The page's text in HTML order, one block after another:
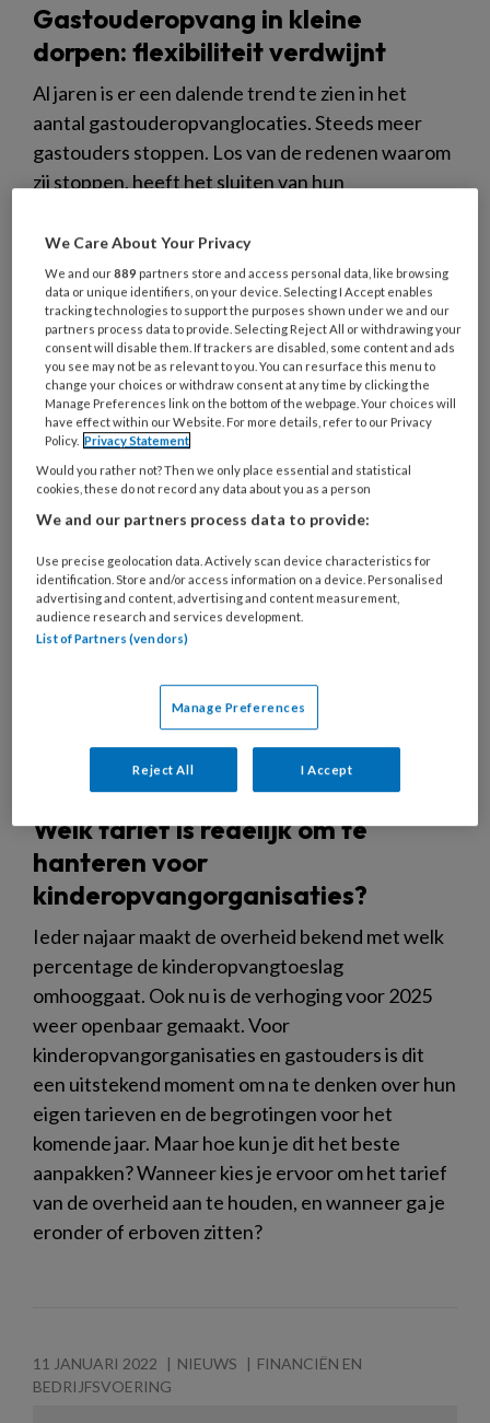
Gastouderopvang in kleine
dorpen: flexibiliteit verdwijnt
Al jaren is er een dalende trend te zien in het
aantal gastouderopvanglocaties. Steeds meer
gastouders stoppen. Los van de redenen waarom
zij stoppen, heeft het sluiten van hun
gastouderopvang de enige vorm van
kinderopvang is vaak grote gevolgen voor
kinderen en ouders. In deel 2 van een drieluik:
gastouder Leonie Mulder. ‘Er zijn hier in het dorp
maar weinig plekken beschikbaar.’
5 SEPTEMBER 2024 NIEUWS WET- EN REGELGEVING
Welk tarief is redelijk om te
hanteren voor
kinderopvangorganisaties?
Ieder najaar maakt de overheid bekend met welk
percentage de kinderopvangtoeslag
omhooggaat. Ook nu is de verhoging voor 2025
weer openbaar gemaakt. Voor
kinderopvangorganisaties en gastouders is dit
een uitstekend moment om na te denken over hun
eigen tarieven en de begrotingen voor het
komende jaar. Maar hoe kun je dit het beste
aanpakken? Wanneer kies je ervoor om het tarief
van de overheid aan te houden, en wanneer ga je
eronder of erboven zitten?
11 JANUARI 2022 NIEUWS
FINANCIËN EN
BEDRIJFSVOERING
We Care About Your Privacy
We and our889 partners store and access personal data, like browsing
data or unique identifiers, on your device. Selecting I Accept enables
tracking technologies to support the purposes shown under we and our
partners process data to provide. Selecting Reject All or withdrawing your
consent will disable them. If trackers are disabled, some content and ads
you see may not be as relevant to you. You can resurface this menu to
change your choices or withdraw consent at any time by clicking the
Manage Preferences link on the bottom of the webpage. Your choices will
have effect within our Website. For more details, refer to our Privacy
Policy. Privacy Statement
Would you rather not? Then we only place essential and statistical
cookies, these do not record any data about you as a person
We and our partners process data to provide:
Use precise geolocation data. Actively scan device characteristics for
identification. Store and/or access information on a device. Personalised
advertising and content, advertising and content measurement,
audience research and services development.
List of Partners (vendors)
Manage Preferences
Reject All I Accept